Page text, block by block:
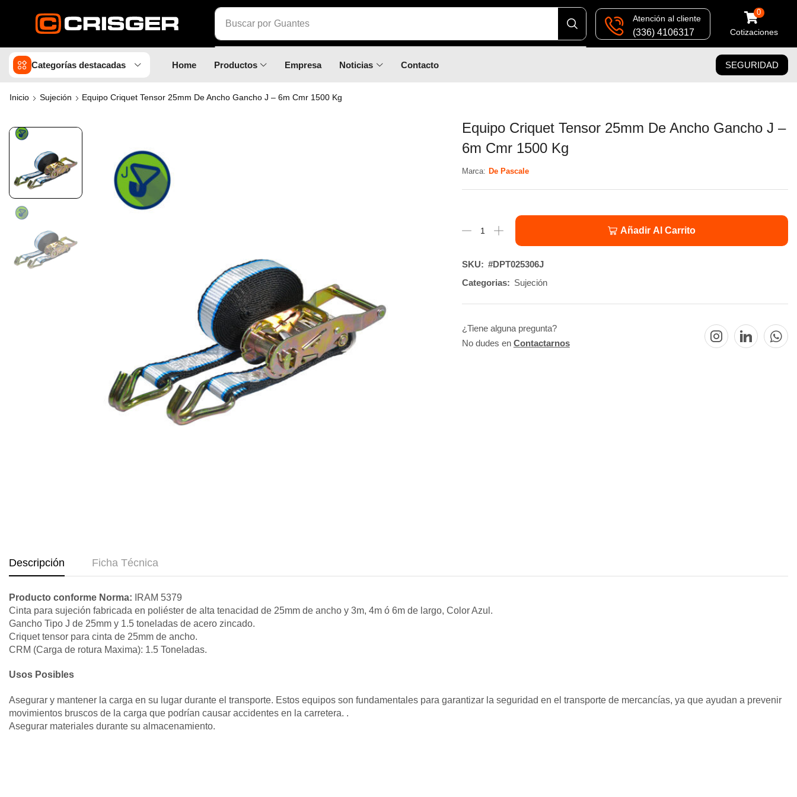
Buscar por Calzado
Atención al cliente
(336) 4106317
0
Cotizaciones
Categorías destacadas Home Productos Empresa Noticias Contacto SEGURIDAD
Inicio Sujeción Equipo Criquet Tensor 25mm De Ancho Gancho J – 6m Cmr 1500 Kg
Equipo Criquet Tensor 25mm De Ancho Gancho J –
6m Cmr 1500 Kg
Marca: De Pascale
Añadir Al Carrito
SKU: #DPT025306J
Categorias: Sujeción
¿Tiene alguna pregunta?
No dudes en Contactarnos
Descripción Ficha Técnica
Producto conforme Norma: IRAM 5379
Cinta para sujeción fabricada en poliéster de alta tenacidad de 25mm de ancho y 3m, 4m ó 6m de largo, Color Azul.
Gancho Tipo J de 25mm y 1.5 toneladas de acero zincado.
Criquet tensor para cinta de 25mm de ancho.
CRM (Carga de rotura Maxima): 1.5 Toneladas.
Usos Posibles
Asegurar y mantener la carga en su lugar durante el transporte. Estos equipos son fundamentales para garantizar la seguridad en el transporte de mercancías, ya que ayudan a prevenir
movimientos bruscos de la carga que podrían causar accidentes en la carretera. .
Asegurar materiales durante su almacenamiento.